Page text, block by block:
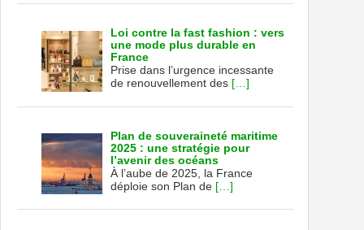
Loi contre la fast fashion : vers
une mode plus durable en
France
Prise dans l’urgence incessante
de renouvellement des […]
Plan de souveraineté maritime
2025 : une stratégie pour
l’avenir des océans
À l’aube de 2025, la France
déploie son Plan de […]